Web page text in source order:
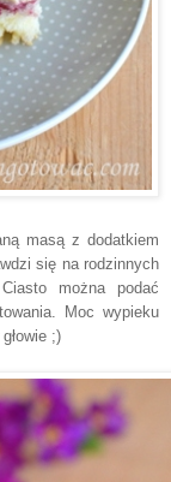
masą z dodatkiem
się na rodzinnych
można podać
Moc wypieku
;)